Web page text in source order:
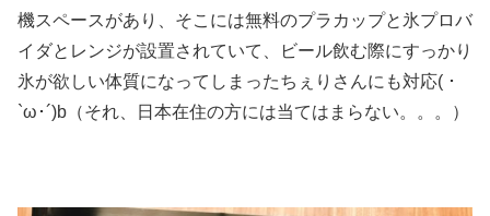
機スペースがあり、そこには無料のプラカップと氷プロバ
イダとレンジが設置されていて、ビール飲む際にすっかり
氷が欲しい体質になってしまったちぇりさんにも対応( ･
`ω･´)b（それ、日本在住の方には当てはまらない。。。）